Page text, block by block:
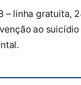
– linha gratuita,
ao